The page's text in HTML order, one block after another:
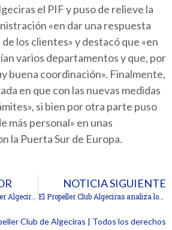
el PIF y puso de relieve la
«en dar una respuesta
los clientes» y destacó que «en
varios departamentos y que, por
buena coordinación». Finalmente,
en que con las nuevas medidas
si bien por otra parte puso
más personal» en unas
la Puerta Sur de Europa.
NOTICIA SIGUIENTE
El Propeller Club Algeciras analiza los retos de SAM, firma del Grupo Alonso
Club de Algeciras | Todos los derechos